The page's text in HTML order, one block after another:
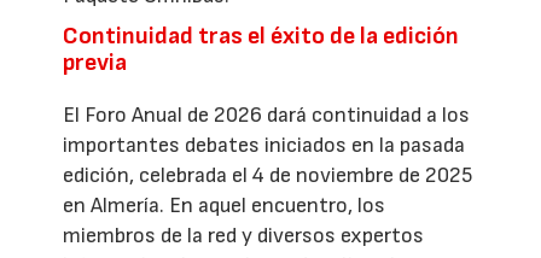
Continuidad tras el éxito de la edición
previa
El Foro Anual de 2026 dará continuidad a los
importantes debates iniciados en la pasada
edición, celebrada el 4 de noviembre de 2025
en Almería. En aquel encuentro, los
miembros de la red y diversos expertos